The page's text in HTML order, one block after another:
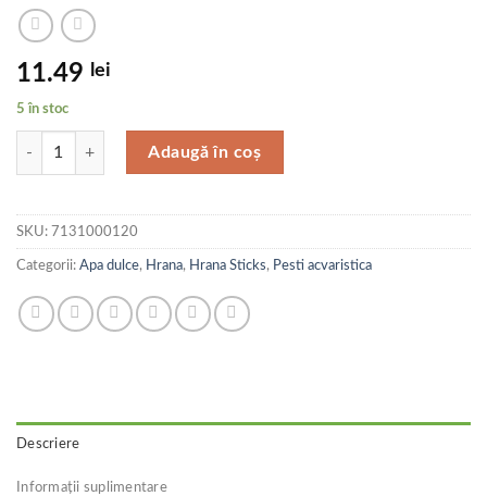
11.49 lei
5 în stoc
Cantitate Tetra Cichlid Sticks 100 ml
Adaugă în coș
SKU: 7131000120
Categorii: Apa dulce, Hrana, Hrana Sticks, Pesti acvaristica
Descriere
Informații suplimentare